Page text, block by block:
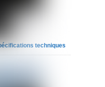
techniques